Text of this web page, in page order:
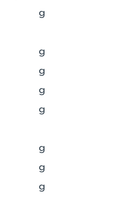
g
g
g
g
g
g
g
g